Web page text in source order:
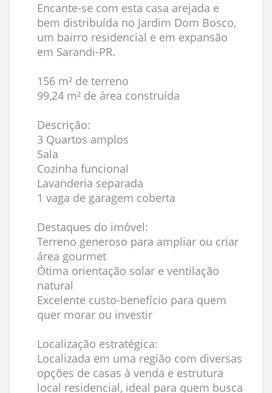
Encante-se com esta casa arejada e
bem distribuída no Jardim Dom Bosco,
um bairro residencial e em expansão
em Sarandi-PR.
156 m² de terreno
99,24 m² de área construída
Descrição:
3 Quartos amplos
Sala
Cozinha funcional
Lavanderia separada
1 vaga de garagem coberta
Destaques do imóvel:
Terreno generoso para ampliar ou criar
área gourmet
Ótima orientação solar e ventilação
natural
Excelente custo-benefício para quem
quer morar ou investir
Localização estratégica:
Localizada em uma região com diversas
opções de casas à venda e estrutura
local residencial, ideal para quem busca